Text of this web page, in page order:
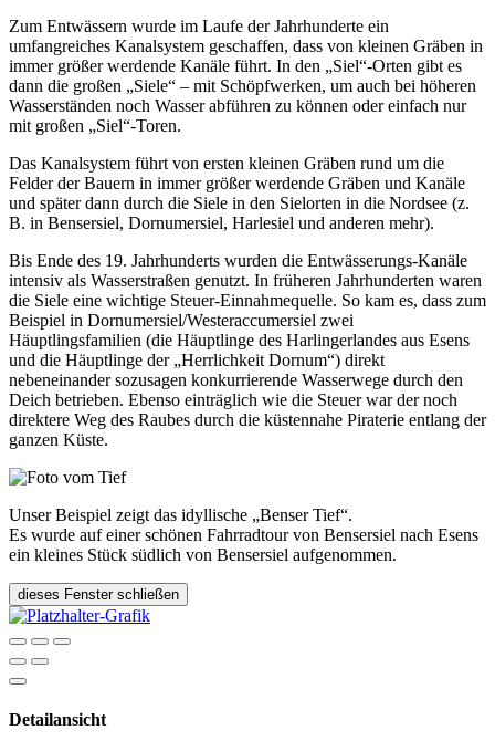
Zum Entwässern wurde im Laufe der Jahrhunderte ein
umfangreiches Kanalsystem geschaffen, dass von kleinen Gräben in
immer größer werdende Kanäle führt. In den „Siel“-Orten gibt es
dann die großen „Siele“ – mit Schöpfwerken, um auch bei höheren
Wasserständen noch Wasser abführen zu können oder einfach nur
mit großen „Siel“-Toren.
Das Kanalsystem führt von ersten kleinen Gräben rund um die
Felder der Bauern in immer größer werdende Gräben und Kanäle
und später dann durch die Siele in den Sielorten in die Nordsee (z.
B. in Bensersiel, Dornumersiel, Harlesiel und anderen mehr).
Bis Ende des 19. Jahrhunderts wurden die Entwässerungs-Kanäle
intensiv als Wasserstraßen genutzt. In früheren Jahrhunderten waren
die Siele eine wichtige Steuer-Einnahmequelle. So kam es, dass zum
Beispiel in Dornumersiel/Westeraccumersiel zwei
Häuptlingsfamilien (die Häuptlinge des Harlingerlandes aus Esens
und die Häuptlinge der „Herrlichkeit Dornum“) direkt
nebeneinander sozusagen konkurrierende Wasserwege durch den
Deich betrieben. Ebenso einträglich wie die Steuer war der noch
direktere Weg des Raubes durch die küstennahe Piraterie entlang der
ganzen Küste.
Unser Beispiel zeigt das idyllische „Benser Tief“.
Es wurde auf einer schönen Fahrradtour von Bensersiel nach Esens
ein kleines Stück südlich von Bensersiel aufgenommen.
dieses Fenster schließen
Detailansicht